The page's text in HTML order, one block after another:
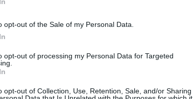
opt-out of the Sale of my Personal Data.
opt-out of processing my Personal Data for Targeted
opt-out of Collection, Use, Retention, Sale, and/or Sharing
κάθε μέρα ανελλιπώς στο πόστο τους
στην καθημερινότητα μας.
τρόφιμα ο Επικεφαλής της Κ.Ο. του
στελέχη για το αν διαβεβαιώνουν